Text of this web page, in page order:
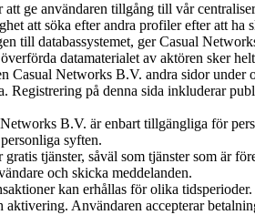
ge användaren tillgång till vår
att söka efter andra profiler efter att
till databassystemet, ger Casual
datamaterialet av aktören sker
Casual Networks B.V. andra sidor
Registrering på denna sida inkluderar
B.V. är enbart tillgängliga för
syften.
tjänster, såväl som tjänster som är
och skicka meddelanden.
kan erhållas för olika
aktivering. Användaren accepterar